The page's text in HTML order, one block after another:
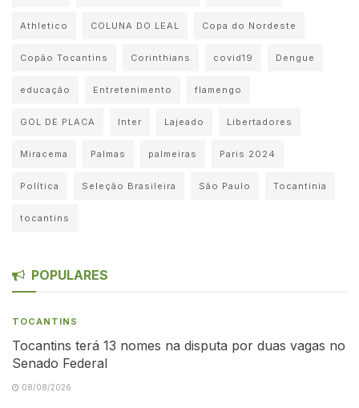
Athletico COLUNA DO LEAL Copa do Nordeste
Copão Tocantins Corinthians covid19 Dengue
educação Entretenimento flamengo
GOL DE PLACA Inter Lajeado Libertadores
Miracema Palmas palmeiras Paris 2024
Política Seleção Brasileira São Paulo Tocantinia
tocantins
POPULARES
TOCANTINS
Tocantins terá 13 nomes na disputa por duas vagas no
Senado Federal
08/08/2026